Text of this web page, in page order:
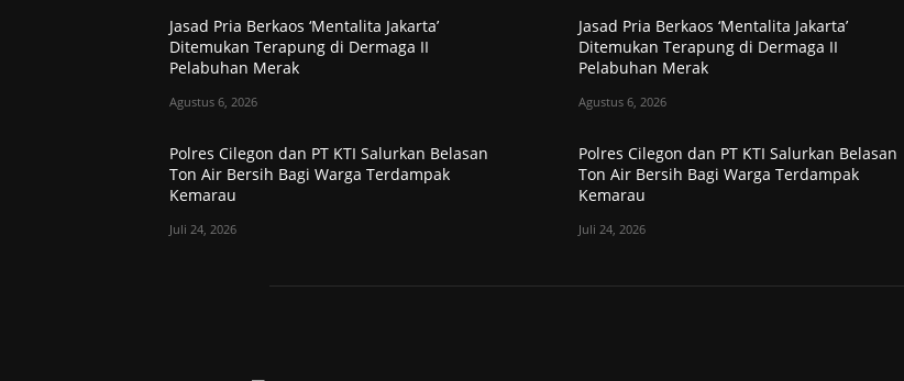
Jasad Pria Berkaos ‘Mentalita Jakarta’
Ditemukan Terapung di Dermaga II
Pelabuhan Merak
Agustus 6, 2026
Polres Cilegon dan PT KTI Salurkan Belasan
Ton Air Bersih Bagi Warga Terdampak
Kemarau
Juli 24, 2026
Jasad Pria Berkaos ‘Mentalita Jakarta’
Ditemukan Terapung di Dermaga II
Pelabuhan Merak
Agustus 6, 2026
Polres Cilegon dan PT KTI Salurkan Belasan
Ton Air Bersih Bagi Warga Terdampak
Kemarau
Juli 24, 2026